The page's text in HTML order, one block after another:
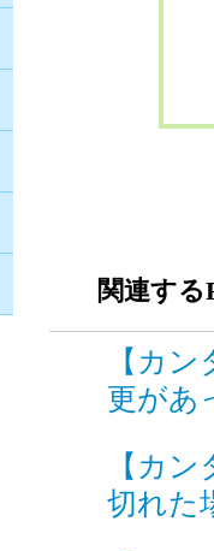
関連する
【カ
更があ
【カ
切れた